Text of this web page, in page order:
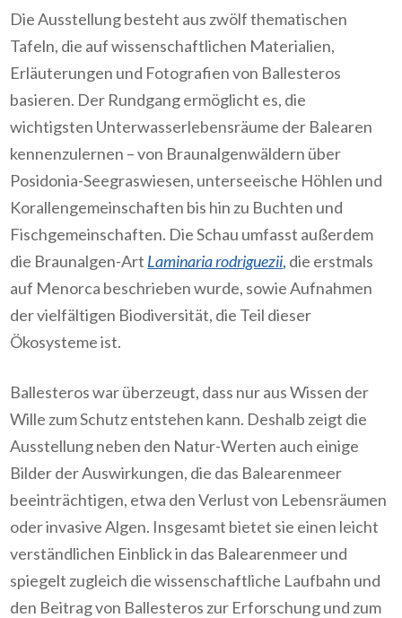
Die Ausstellung besteht aus zwölf thematischen
Tafeln, die auf wissenschaftlichen Materialien,
Erläuterungen und Fotografien von Ballesteros
basieren. Der Rundgang ermöglicht es, die
wichtigsten Unterwasserlebensräume der Balearen
kennenzulernen – von Braunalgenwäldern über
Posidonia-Seegraswiesen, unterseeische Höhlen und
Korallengemeinschaften bis hin zu Buchten und
Fischgemeinschaften. Die Schau umfasst außerdem
die Braunalgen-Art Laminaria rodriguezii, die erstmals
auf Menorca beschrieben wurde, sowie Aufnahmen
der vielfältigen Biodiversität, die Teil dieser
Ökosysteme ist.
Ballesteros war überzeugt, dass nur aus Wissen der
Wille zum Schutz entstehen kann. Deshalb zeigt die
Ausstellung neben den Natur-Werten auch einige
Bilder der Auswirkungen, die das Balearenmeer
beeinträchtigen, etwa den Verlust von Lebensräumen
oder invasive Algen. Insgesamt bietet sie einen leicht
verständlichen Einblick in das Balearenmeer und
spiegelt zugleich die wissenschaftliche Laufbahn und
den Beitrag von Ballesteros zur Erforschung und zum